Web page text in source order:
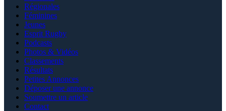
Régionales
Féminines
Jeunes
Esprit Rugby
Podcasts
Photos & Vidéos
Classements
Résultats
Petites Annonces
Déposer une annonce
Soumettre un article
Contact